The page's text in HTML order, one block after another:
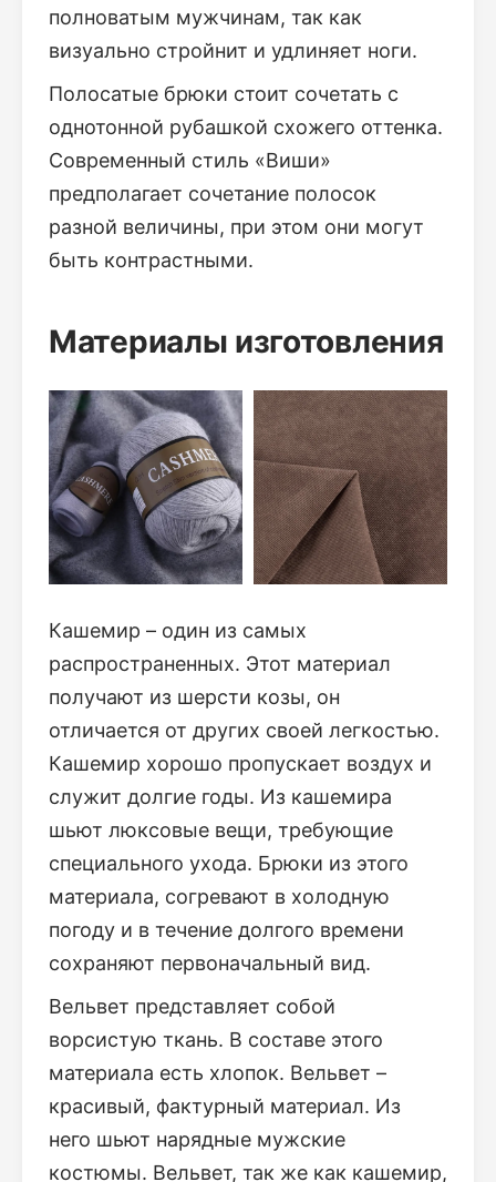
полноватым мужчинам, так как
визуально стройнит и удлиняет ноги.
Полосатые брюки стоит сочетать с
однотонной рубашкой схожего оттенка.
Современный стиль «Виши»
предполагает сочетание полосок
разной величины, при этом они могут
быть контрастными.
Материалы изготовления
Кашемир – один из самых
распространенных. Этот материал
получают из шерсти козы, он
отличается от других своей легкостью.
Кашемир хорошо пропускает воздух и
служит долгие годы. Из кашемира
шьют люксовые вещи, требующие
специального ухода. Брюки из этого
материала, согревают в холодную
погоду и в течение долгого времени
сохраняют первоначальный вид.
Вельвет представляет собой
ворсистую ткань. В составе этого
материала есть хлопок. Вельвет –
красивый, фактурный материал. Из
него шьют нарядные мужские
костюмы. Вельвет, так же как кашемир,